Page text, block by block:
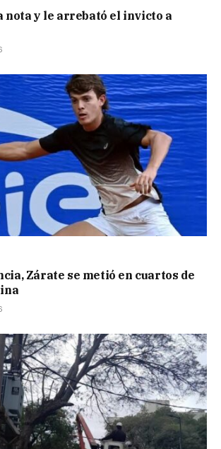
nota y le arrebató el invicto a
Zárate se metió en cuartos de